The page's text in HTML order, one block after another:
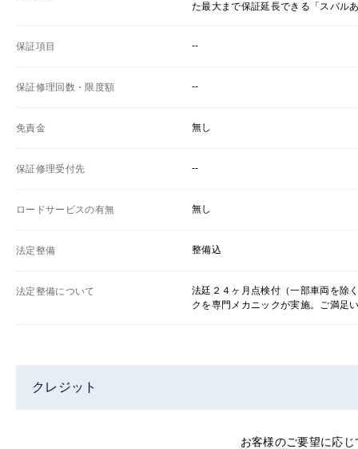
た最大まで保証延長できる「スバル
保証項目 --
保証修理回数・限度額 --
免責金 無し
保証修理受付先 --
ロードサービスの有無 無し
法定整備 整備込
法定整備について
法廷２４ヶ月点検付（一部車両を除
クを専門メカニックが実施。ご満足
クレジット
お客様のご要望に応